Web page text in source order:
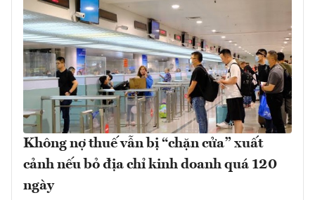
Không nợ thuế vẫn bị “chặn cửa” xuất
cảnh nếu bỏ địa chỉ kinh doanh quá 120
ngày